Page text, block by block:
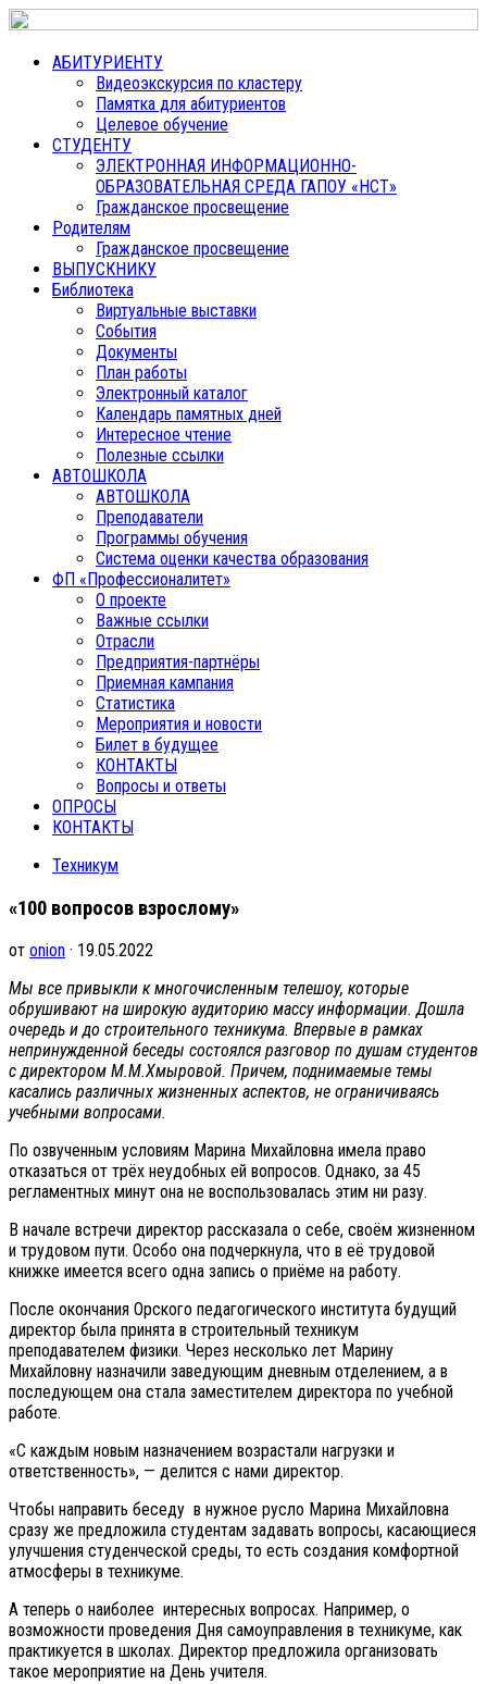
АБИТУРИЕНТУ
Видеоэкскурсия по кластеру
Памятка для абитуриентов
Целевое обучение
СТУДЕНТУ
ЭЛЕКТРОННАЯ ИНФОРМАЦИОННО-
ОБРАЗОВАТЕЛЬНАЯ СРЕДА ГАПОУ «НСТ»
Гражданское просвещение
Родителям
Гражданское просвещение
ВЫПУСКНИКУ
Библиотека
Виртуальные выставки
События
Документы
План работы
Электронный каталог
Календарь памятных дней
Интересное чтение
Полезные ссылки
АВТОШКОЛА
АВТОШКОЛА
Преподаватели
Программы обучения
Система оценки качества образования
ФП «Профессионалитет»
О проекте
Важные ссылки
Отрасли
Предприятия-партнёры
Приемная кампания
Статистика
Мероприятия и новости
Билет в будущее
КОНТАКТЫ
Вопросы и ответы
ОПРОСЫ
КОНТАКТЫ
Техникум
«100 вопросов взрослому»
от onion · 19.05.2022
Мы все привыкли к многочисленным телешоу, которые
обрушивают на широкую аудиторию массу информации. Дошла
очередь и до строительного техникума. Впервые в рамках
непринужденной беседы состоялся разговор по душам студентов
с директором М.М.Хмыровой. Причем, поднимаемые темы
касались различных жизненных аспектов, не ограничиваясь
учебными вопросами.
По озвученным условиям Марина Михайловна имела право
отказаться от трёх неудобных ей вопросов. Однако, за 45
регламентных минут она не воспользовалась этим ни разу.
В начале встречи директор рассказала о себе, своём жизненном
и трудовом пути. Особо она подчеркнула, что в её трудовой
книжке имеется всего одна запись о приёме на работу.
После окончания Орского педагогического института будущий
директор была принята в строительный техникум
преподавателем физики. Через несколько лет Марину
Михайловну назначили заведующим дневным отделением, а в
последующем она стала заместителем директора по учебной
работе.
«С каждым новым назначением возрастали нагрузки и
ответственность», — делится с нами директор.
Чтобы направить беседу в нужное русло Марина Михайловна
сразу же предложила студентам задавать вопросы, касающиеся
улучшения студенческой среды, то есть создания комфортной
атмосферы в техникуме.
А теперь о наиболее интересных вопросах. Например, о
возможности проведения Дня самоуправления в техникуме, как
практикуется в школах. Директор предложила организовать
такое мероприятие на День учителя.